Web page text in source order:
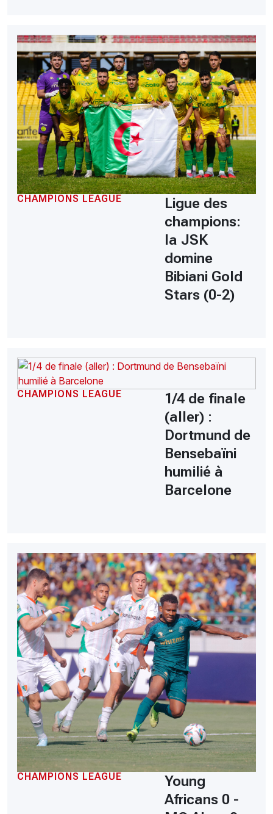
CHAMPIONS LEAGUE
Ligue des
champions:
la JSK
domine
Bibiani Gold
Stars (0-2)
CHAMPIONS LEAGUE
1/4 de finale
(aller) :
Dortmund de
Bensebaïni
humilié à
Barcelone
CHAMPIONS LEAGUE
Young
Africans 0 -